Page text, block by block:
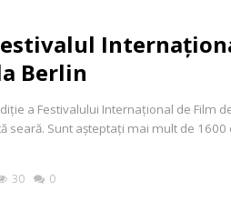
Berlin
a Festivalului Internațional de Film
seară. Sunt așteptați mai mult de 1600
30 0